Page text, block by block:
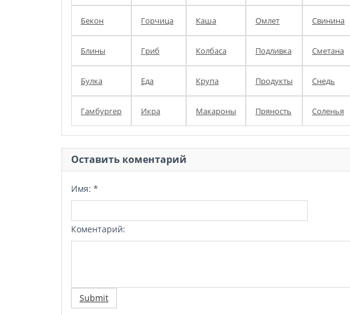
Бекон Горчица Каша Омлет Свинина
Блины Гриб Колбаса Подливка Сметана
Булка Еда Крупа Продукты Снедь
Гамбургер Икра Макароны Пряность Соленья
Оставить коментарий
Имя: *
Коментарий:
Submit